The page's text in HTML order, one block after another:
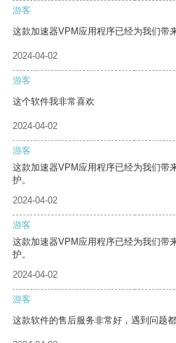
游客
这款加速器VPM应用程序已经为我们带
2024-04-02
游客
这个软件我非常喜欢
2024-04-02
游客
这款加速器VPM应用程序已经为我们带
护。
2024-04-02
游客
这款加速器VPM应用程序已经为我们带
护。
2024-04-02
游客
这款软件的售后服务非常好，遇到问题